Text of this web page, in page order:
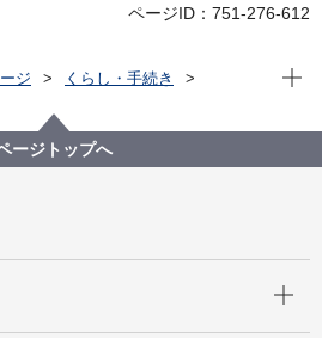
ページID：751-276-612
ジ
くらし・手続き
神奈川区デジタルライブラリー
リア
神奈川台関門跡 ３
現在
ージトップへ